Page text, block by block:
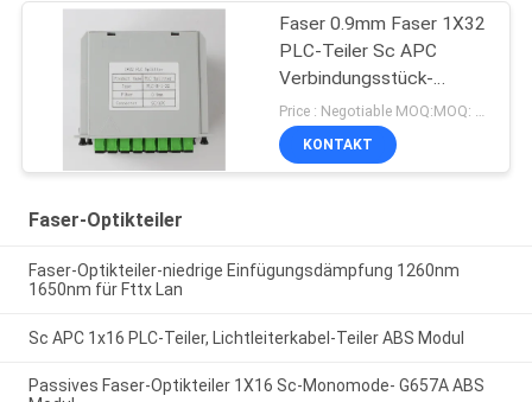
Faser 0.9mm Faser 1X32
PLC-Teiler Sc APC
Verbindungsstück-
1310nm RL 55db
KONTAKT
Faser-Optikteiler
Faser-Optikteiler-niedrige Einfügungsdämpfung 1260nm
1650nm für Fttx Lan
Sc APC 1x16 PLC-Teiler, Lichtleiterkabel-Teiler ABS Modul
Passives Faser-Optikteiler 1X16 Sc-Monomode- G657A ABS